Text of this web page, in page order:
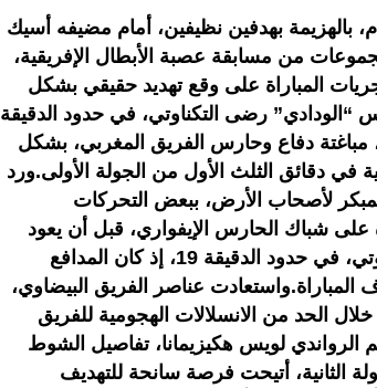
بالهزيمة بهدفين نظيفين، أمام مضيفه أسيك
من مسابقة عصبة الأبطال الإفريقية،
المباراة على وقع تهديد حقيقي بشكل
رضى التكناوتي، في حدود الدقيقة
مباغتة دفاع وحارس الفريق المغربي، بشكل
دقائق الثلث الأول من الجولة الأولى.ورد
لأصحاب الأرض، ببعض التحركات
على شباك الحارس الإيفواري، قبل أن يعود
الفريق الإيفواري ليهدد من جديد شباك التكناوتي، في حدود الدقيقة 19، إذ كان المدافع
المباراة.واستعادت عناصر الفريق البيضاوي،
الحد من الانسلالات الهجومية للفريق
الرواندي لويس هكيزيمانا، تفاصيل الشوط
الثانية، أتيحت فرصة سانحة للتهديف